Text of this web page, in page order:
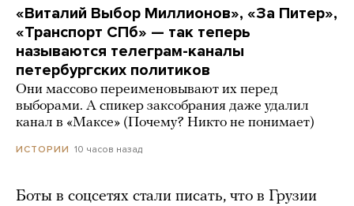
«Виталий Выбор Миллионов», «За Питер»,
«Транспорт СПб» — так теперь
называются телеграм-каналы
петербургских политиков
Они массово переименовывают их перед
выборами. А спикер заксобрания даже удалил
канал в «Максе» (Почему? Никто не понимает)
ИСТОРИИ 10 часов назад
Боты в соцсетях стали писать, что в Грузии